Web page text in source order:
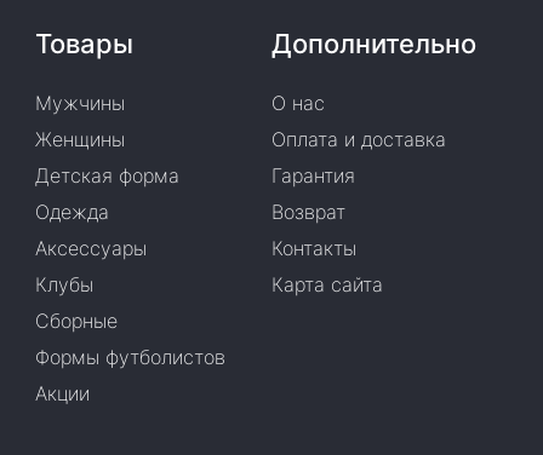
Товары
Мужчины
Женщины
Детская форма
Одежда
Аксессуары
Клубы
Сборные
Формы футболистов
Акции
Дополнительно
О нас
Оплата и доставка
Гарантия
Возврат
Контакты
Карта сайта